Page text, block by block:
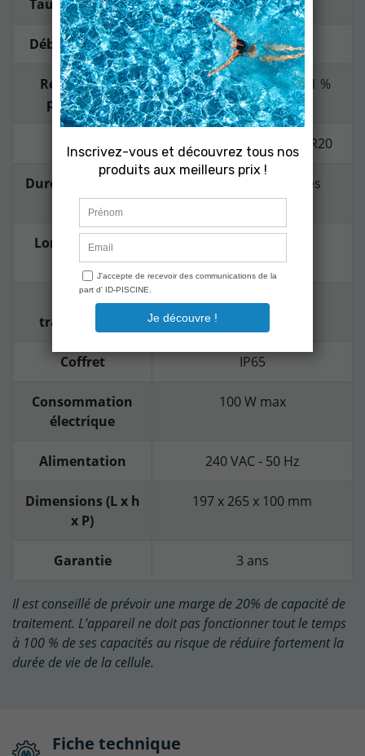
Taux de sel idéal 4 g/l
Débit maximum 30 m3/h
Réglage de la
production
0 à 100 % - par pas de 1 %
Cellule CR10 CR16 CR20
Durée de vie de la
cellule
Minimum 5000 heures
suivant utilisation
Longueur de la
cellule
Cellule
transparente
Oui
Coffret IP65
Consommation
électrique
100 W max
Alimentation 240 VAC - 50 Hz
Dimensions (L x h
x P)
197 x 265 x 100 mm
Garantie 3 ans
Il est conseillé de prévoir une marge de 20% de capacité de
traitement. L’appareil ne doit pas fonctionner tout le temps
à 100 % de ses capacités au risque de réduire fortement la
durée de vie de la cellule.
Fiche technique